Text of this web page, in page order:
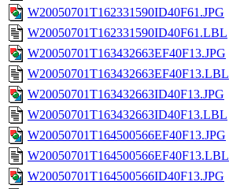
W20050701T162331590ID40F61.JPG
W20050701T162331590ID40F61.LBL
W20050701T163432663EF40F13.JPG
W20050701T163432663EF40F13.LBL
W20050701T163432663ID40F13.JPG
W20050701T163432663ID40F13.LBL
W20050701T164500566EF40F13.JPG
W20050701T164500566EF40F13.LBL
W20050701T164500566ID40F13.JPG